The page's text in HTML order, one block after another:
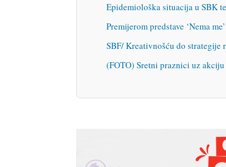
Epidemiološka situacija u SBK
Premijerom predstave ‘Nema
SBF/ Kreativnošću do strategije
(FOTO) Sretni praznici uz